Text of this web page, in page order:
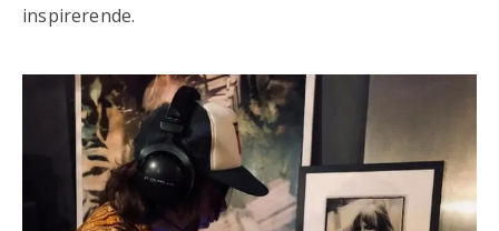
inspirerende.